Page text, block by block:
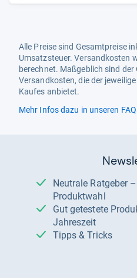
Alle Preise sind Gesamtpreise
Umsatzsteuer. Versandkosten
berechnet. Maßgeblich sind
Versandkosten, die der
Kaufes anbietet.
Mehr Infos dazu in unseren
Neutrale Ratgeber – hilfreich für Ihre
Produktwahl
Gut getestete Produkte – passend zur
Jahreszeit
Tipps & Tricks